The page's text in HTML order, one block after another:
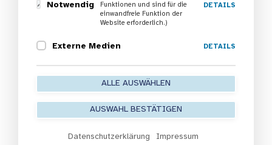
Bad Arolsen (Waldeck-Frankenberg)
die Besucher*innen eine bewegende Feier, die von der
Dialoggruppe der erwerbslosen Menschen im Arolser
Aufmerksamkeiten als Dank für ihre herausragende
Arbeit.
Die Worte von Änne Vetterlein, die denBildungsträger
Notwendig
Funktionen und sind für die
einwandfreie Funktion der
Website erforderlich.)
DETAILS
Externe Medien DETAILS
ALLE AUSWÄHLEN
AUSWAHL BESTÄTIGEN
Datenschutzerklärung Impressum